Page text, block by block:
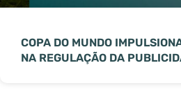
COPA DO MUNDO
NA REGULAÇÃO DA